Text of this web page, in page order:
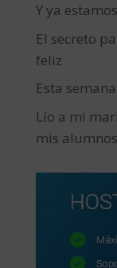
Y ya
El secreto
feliz
Esta
Lío a mi
mis